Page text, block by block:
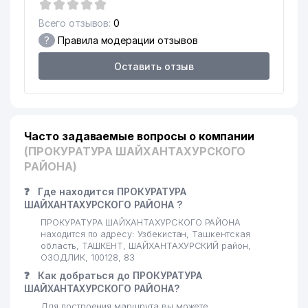
17
ТЕРРИТОРИАЛЬНОЕ
УПРАВЛЕНИЕ ДЕПАРТАМЕНТА
ПО БОРЬБЕ С
ЭКОНОМИЧЕСКИМИ
ПРЕСТУПЛЕНИЯМИ г.
ТАШКЕНТА
19
YUSUPOV NURMUXAMMAD
SABIROVICH ИндП
597 м
20 ATLAS BIZNES TUR ООО
21 GAMMA TONER TEHNOLOGY ЧП
22 DIL OMAD FARM ЧП 644 м
23
ELEKTROTEXBUTLASH-SERVIS
ООО
ИЗДАТЕЛЬСКО-
ПОЛИГРАФИЧЕСКИЙ
Всего отзывов: 0
? Правила модерации отзывов
Оставить отзыв
Часто задаваемые вопросы о компании
(ПРОКУРАТУРА ШАЙХАНТАХУРСКОГО
РАЙОНА)
❓
Где находится ПРОКУРАТУРА
ШАЙХАНТАХУРСКОГО РАЙОНА ?
ПРОКУРАТУРА ШАЙХАНТАХУРСКОГО РАЙОНА
находится по адресу: Узбекистан, Ташкентская
область, ТАШКЕНТ, ШАЙХАНТАХУРСКИЙ район,
ОЗОДЛИК, 100128, 83
❓
Как добраться до ПРОКУРАТУРА
ШАЙХАНТАХУРСКОГО РАЙОНА?